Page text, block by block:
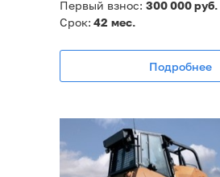
Первый взнос: 300 000 руб.
Срок: 42 мес.
Подробнее